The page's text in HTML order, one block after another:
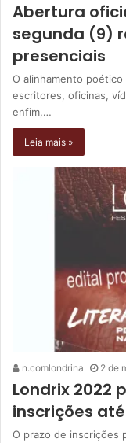
Abertura
segunda (9)
presenciais
O alinhamento
escritores, oficinas,
enfim,…
Leia mais »
n.comlondrina 2 de
Londrix 2022
inscrições
O prazo de inscrições